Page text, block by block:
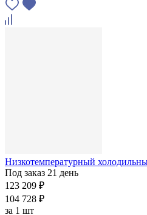
Низкотемпературный
Под заказ 21 день
123 209 ₽
104 728 ₽
за 1 шт